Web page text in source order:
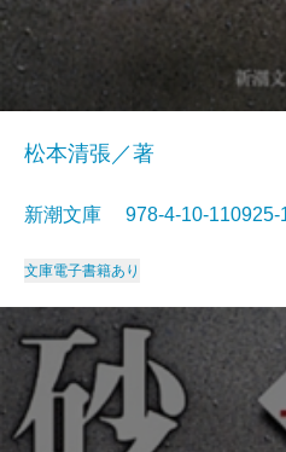
松本清張／著
新潮文庫 978-4-10-
文庫電子書籍あり